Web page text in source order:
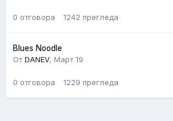
0 отговора 1242 прегледа
Blues Noodle
ОтDANEV, Март 19
0 отговора 1229 прегледа